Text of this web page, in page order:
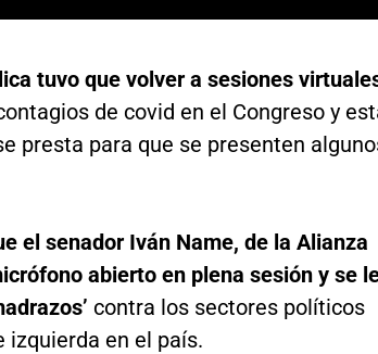
tuvo que volver a sesiones
de covid en el Congreso y
presta para que se presenten
el senador Iván Name, de la Alianza
abierto en plena sesión y se
contra los sectores políticos
izquierda en el país.